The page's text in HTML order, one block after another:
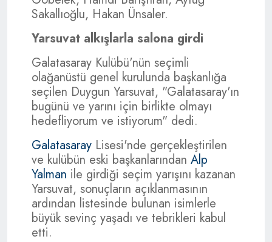
Sakallıoğlu, Hakan Ünsaler.
Yarsuvat alkışlarla salona girdi
Galatasaray Kulübü'nün seçimli
olağanüstü genel kurulunda başkanlığa
seçilen Duygun Yarsuvat, "Galatasaray'ın
bugünü ve yarını için birlikte olmayı
hedefliyorum ve istiyorum" dedi.
Galatasaray Lisesi'nde gerçekleştirilen
ve kulübün eski başkanlarından Alp
Yalman ile girdiği seçim yarışını kazanan
Yarsuvat, sonuçların açıklanmasının
ardından listesinde bulunan isimlerle
büyük sevinç yaşadı ve tebrikleri kabul
etti.